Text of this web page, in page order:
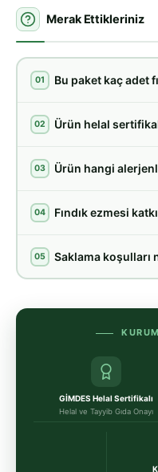
Merak Ettikleriniz
01 Bu paket kaç adet
02 Ürün helal
03 Ürün hangi
04 Fındık ezmesi
05 Saklama koşulları
GİMDES Helal Sertifikalı
Helal ve Tayyib Gıda Onayı